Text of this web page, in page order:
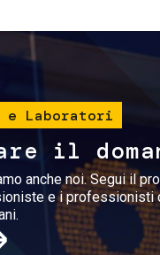
Immagine
e Laboratori
il
anche noi. Segui il
e i professionisti